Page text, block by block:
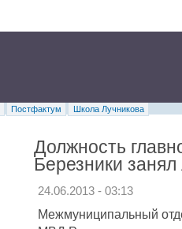
Постфактум
Школа Лучникова
Должность
Березники
24.06.2013 - 03:13
Межмуниципальный